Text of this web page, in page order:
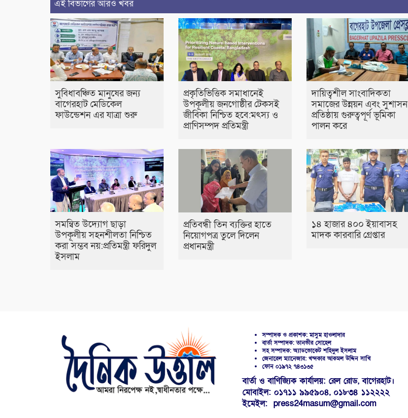
এই বিভাগের আরও খবর
সুবিধাবঞ্চিত মানুষের জন্য
বাগেরহাট মেডিকেল
ফাউন্ডেশন এর যাত্রা শুরু
প্রকৃতিভিত্তিক সমাধানেই
উপকূলীয় জনগোষ্ঠীর টেকসই
জীবিকা নিশ্চিত হবে:মৎস্য ও
প্রাণিসম্পদ প্রতিমন্ত্রী
দায়িত্বশীল সাংবাদিকতা
সমাজের উন্নয়ন এবং সুশাসন
প্রতিষ্ঠায় গুরুত্বপূর্ণ ভূমিকা
পালন করে
সমন্বিত উদ্যোগ ছাড়া
উপকূলীয় সহনশীলতা নিশ্চিত
করা সম্ভব নয়:প্রতিমন্ত্রী ফরিদুল
ইসলাম
প্রতিবন্ধী তিন ব্যক্তির হাতে
নিয়োগপত্র তুলে দিলেন
প্রধানমন্ত্রী
১৪ হাজার ৪০০ ইয়াবাসহ
মাদক কারবারি গ্রেপ্তার
সম্পাদক ও প্রকাশক: মাসুম হাওলাদার
বার্তা সম্পাদক: তানভীর সোহেল
সহ সম্পাদক: অ্যাডভোকেট শহিদুল ইসলাম
জেনারেল ম্যানেজার: খন্দকার আকমল উদ্দিন সাখি
ফোন ০১৯৭২ ৭৪৩১৩৫
বার্তা ও বাণিজ্যিক কার্যালয়: রেল রোড, বাগেরহাট।
মোবাইল: ০১৭১১ ৯৯৫৯০৪, ০১৮৩৪ ১১২২২২
ইমেইল: press24masum@gmail.com